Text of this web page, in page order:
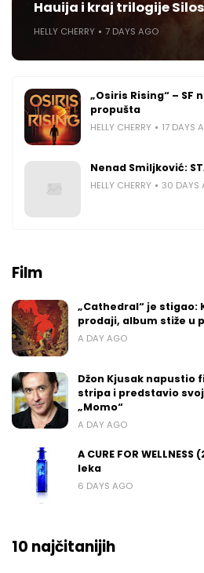
Hauija i kraj trilogije Silos
HELLY CHERRY 7 DAYS AGO
„Osiris Rising“ – SF
propušta
HELLY CHERRY 17 DAYS
Nenad Smiljković:
HELLY CHERRY 30 DAYS
Film
„Cathedral“ je stigao:
prodaji, album stiže u
A DAY AGO
Džon Kjusak napustio
stripa i predstavio
„Momo“
A DAY AGO
A CURE FOR
leka
6 DAYS AGO
10 najčitanijih